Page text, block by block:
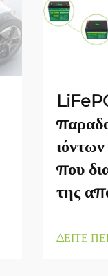
ιόντων
που
της
ΔΕΙΤΕ